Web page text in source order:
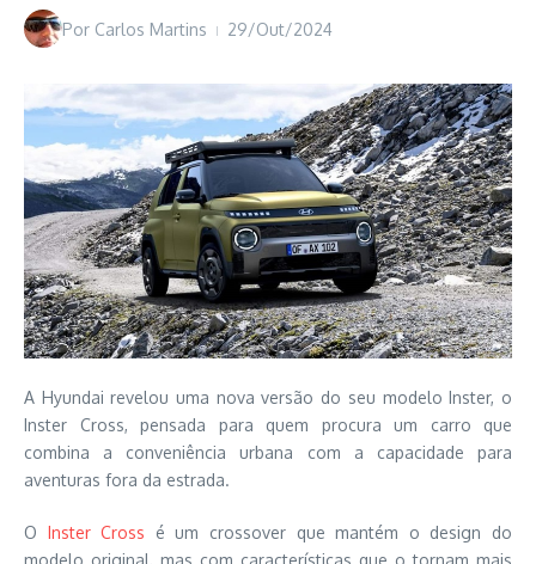
Por Carlos Martins 29/Out/2024
A Hyundai revelou uma nova versão do seu modelo Inster, o
Inster Cross, pensada para quem procura um carro que
combina a conveniência urbana com a capacidade para
aventuras fora da estrada.
O Inster Cross é um crossover que mantém o design do
modelo original, mas com características que o tornam mais